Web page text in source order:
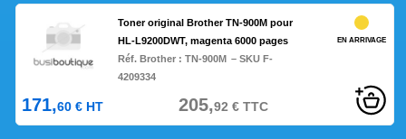
Toner original Brother TN-900M pour
HL-L9200DWT, magenta 6000 pages
Réf. Brother :TN-900M – SKU F-
4209334
EN ARRIVAGE
171,60 € HT 205,92 €TTC